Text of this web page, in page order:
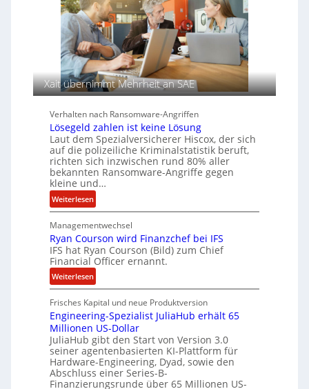
r
n
e
n
s
a
u
f
d
e
S
p
u
r
T
e
c
h
A
g
e
c
y
a
r
b
e
i
t
e
n
z
u
s
a
m
m
e
n
Xait übernimmt Mehrheit an SAE
Verhalten nach Ransomware-Angriffen
Lösegeld zahlen ist keine Lösung
Laut dem Spezialversicherer Hiscox, der sich
auf die polizeiliche Kriminalstatistik beruft,
richten sich inzwischen rund 80% aller
bekannten Ransomware-Angriffe gegen
kleine und…
Weiterlesen:
L
ö
s
e
g
e
l
d
z
a
h
l
e
n
Managementwechsel
Ryan Courson wird Finanzchef bei IFS
IFS hat Ryan Courson (Bild) zum Chief
Financial Officer ernannt.
Weiterlesen:
R
y
a
n
C
o
u
r
Frisches Kapital und neue Produktversion
Engineering-Spezialist JuliaHub erhält 65
Millionen US-Dollar
JuliaHub gibt den Start von Version 3.0
seiner agentenbasierten KI-Plattform für
Hardware-Engineering, Dyad, sowie den
Abschluss einer Series-B-
Finanzierungsrunde über 65 Millionen US-